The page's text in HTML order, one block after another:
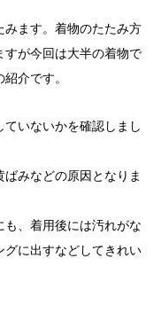
ます。着物のたたみ方
が今回は大半の着物で
介です。
いないかを確認しまし
みなどの原因となりま
、着用後には汚れがな
に出すなどしてきれい